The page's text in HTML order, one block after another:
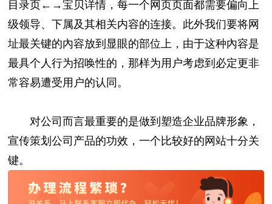
目录页←→宝贝详情，每一个网页页面都需要偏向上
级领导、下属及其相关内容的连接。此外我们要将网
址最关键的內容放到显眼的部位上，由于这种內容是
最具个人行为招唤性的，那样为用户考虑到必定更非
常容易遭受用户的认同。
对公司而言最重要的是做到塑造企业品牌形象，
宣传策划公司产品的功效，一个比较好的网站十分关
键。